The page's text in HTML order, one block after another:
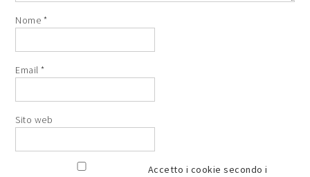
Nome *
Email*
Sito web
Accetto i cookie secondo i